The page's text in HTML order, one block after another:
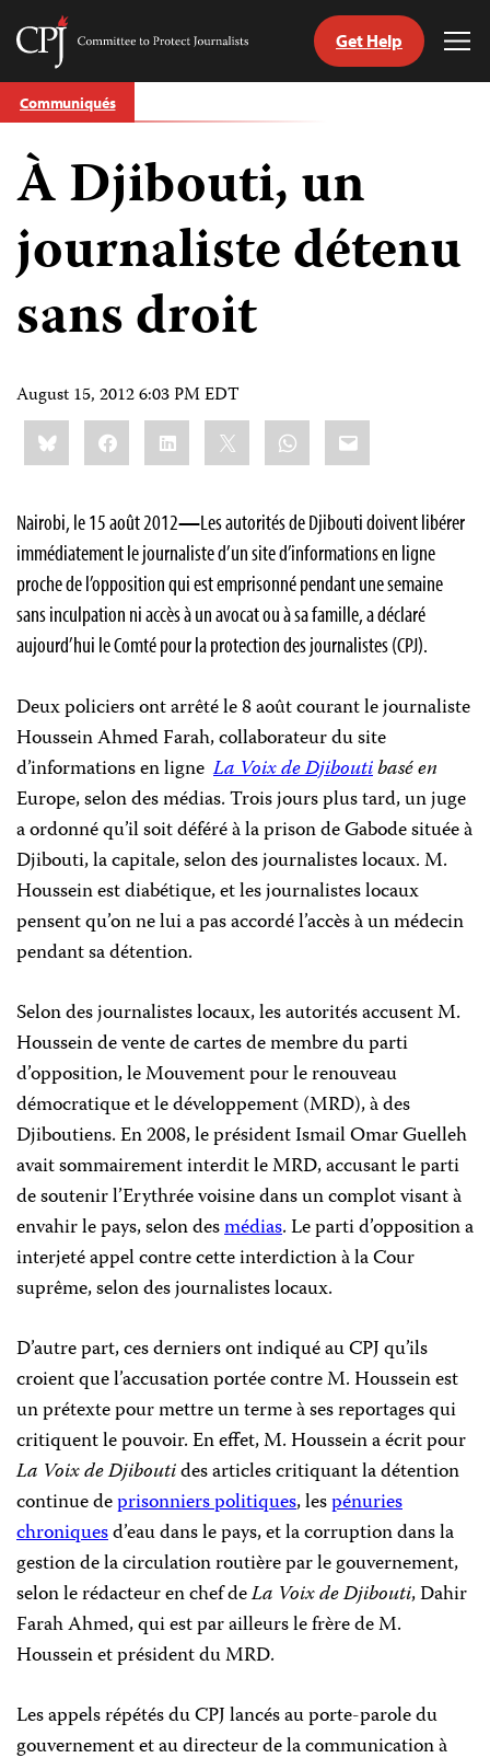
Skip
to
Committee
Journalists
Get Help
Communiqués
À Djibouti, un
journaliste détenu
sans droit
August 15, 2012 6:03 PM EDT
Share
this:BlueskyFacebookLinkedIn WhatsApp
Email
Nairobi, le 15 août 2012—Les autorités de Djibouti doivent libérer
immédiatement le journaliste d’un site d’informations en ligne
proche de l’opposition qui est emprisonné pendant une semaine
sans inculpation ni accès à un avocat ou à sa famille, a déclaré
aujourd’hui le Comté pour la protection des journalistes (CPJ).
Deux policiers ont arrêté le 8 août courant le journaliste
Houssein Ahmed Farah, collaborateur du site
d’informations en ligneLa Voix de Djiboutibasé en
Europe, selon des médias. Trois jours plus tard, un juge
a ordonné qu’il soit déféré à la prison de Gabode située à
Djibouti, la capitale, selon des journalistes locaux. M.
Houssein est diabétique, et les journalistes locaux
pensent qu’on ne lui a pas accordé l’accès à un médecin
pendant sa détention.
Selon des journalistes locaux, les autorités accusent M.
Houssein de vente de cartes de membre du parti
d’opposition, le Mouvement pour le renouveau
démocratique et le développement (MRD), à des
Djiboutiens. En 2008, le président Ismail Omar Guelleh
avait sommairement interdit le MRD, accusant le parti
de soutenir l’Erythrée voisine dans un complot visant à
envahir le pays, selon desmédias. Le parti d’opposition a
interjeté appel contre cette interdiction à la Cour
suprême, selon des journalistes locaux.
D’autre part, ces derniers ont indiqué au CPJ qu’ils
croient que l’accusation portée contre M. Houssein est
un prétexte pour mettre un terme à ses reportages qui
critiquent le pouvoir. En effet, M. Houssein a écrit pour
La Voix de Djiboutides articles critiquant la détention
continue deprisonniers politiques, lespénuries
chroniquesd’eau dans le pays, et la corruption dans la
gestion de la circulation routière par le gouvernement,
selon le rédacteur en chef deLa Voix de Djibouti, Dahir
Farah Ahmed, qui est par ailleurs le frère de M.
Houssein et président du MRD.
Les appels répétés du CPJ lancés au porte-parole du
gouvernement et au directeur de la communication à